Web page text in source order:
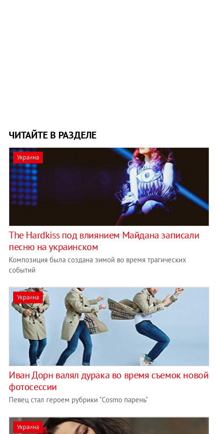
ЧИТАЙТЕ В РАЗДЕЛЕ
Украина
The Hardkiss под влиянием Майдана записали
песню на украинском
Композиция была создана зимой во время трагических
событий
Украина
Иван Дорн валял дурака во время съемок новой
фотосессии
Певец стал героем рубрики "Cosmo парень"
Украина